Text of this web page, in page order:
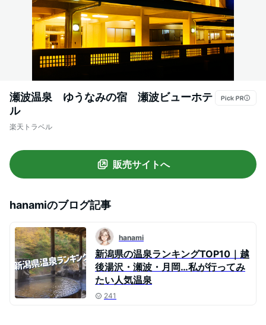
瀬波温泉 ゆうなみの宿 瀬波ビューホテ
ル
楽天トラベル
販売サイトへ
hanamiのブログ記事
hanami
新潟県の温泉ランキングTOP10｜越
後湯沢・瀬波・月岡…私が行ってみ
たい人気温泉
241